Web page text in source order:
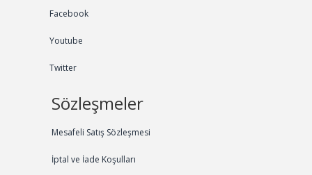
Facebook
Youtube
Twitter
Sözleşmeler
Mesafeli Satış Sözleşmesi
İptal ve İade Koşulları